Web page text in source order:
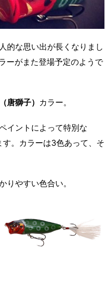
的な思い出が長くなりまし
ーがまた登場予定のようで
唐獅子） カラー。
イントによって特別な
す。カラーは3色あって、そ
りやすい色合い。